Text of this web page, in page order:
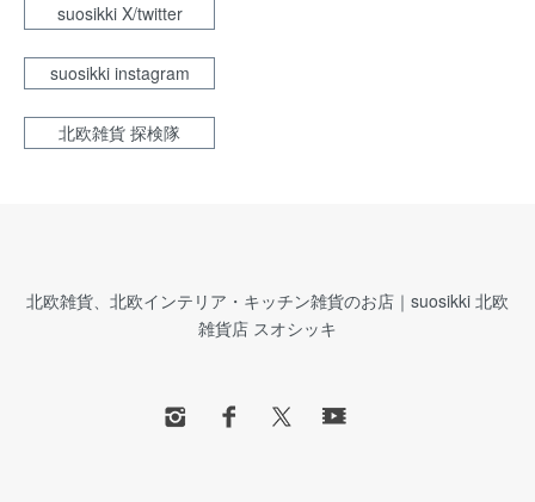
suosikki X/twitter
suosikki instagram
北欧雑貨 探検隊
北欧雑貨、北欧インテリア・キッチン雑貨のお店｜suosikki 北欧
雑貨店 スオシッキ